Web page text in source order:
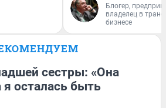
Блогер,
владелец в
бизнесе
сестры: «Она
я осталась быть